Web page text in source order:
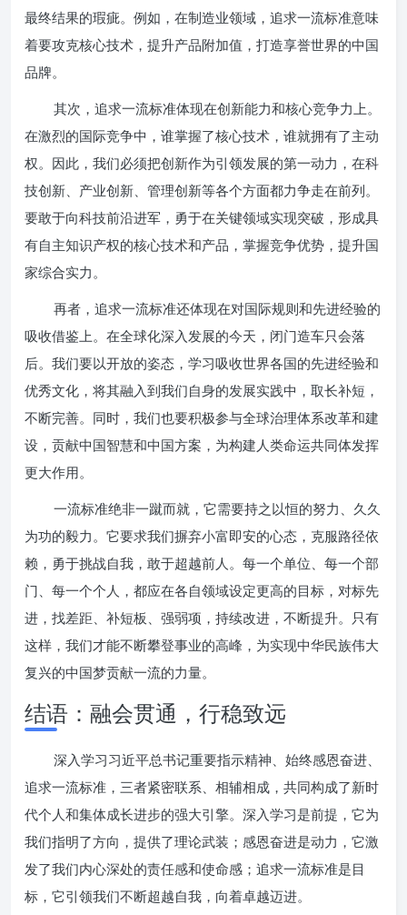
最终结果的瑕疵。例如，在制造业领域，追求一流标准意味
着要攻克核心技术，提升产品附加值，打造享誉世界的中国
品牌。
其次，追求一流标准体现在创新能力和核心竞争力上。
在激烈的国际竞争中，谁掌握了核心技术，谁就拥有了主动
权。因此，我们必须把创新作为引领发展的第一动力，在科
技创新、产业创新、管理创新等各个方面都力争走在前列。
要敢于向科技前沿进军，勇于在关键领域实现突破，形成具
有自主知识产权的核心技术和产品，掌握竞争优势，提升国
家综合实力。
再者，追求一流标准还体现在对国际规则和先进经验的
吸收借鉴上。在全球化深入发展的今天，闭门造车只会落
后。我们要以开放的姿态，学习吸收世界各国的先进经验和
优秀文化，将其融入到我们自身的发展实践中，取长补短，
不断完善。同时，我们也要积极参与全球治理体系改革和建
设，贡献中国智慧和中国方案，为构建人类命运共同体发挥
更大作用。
一流标准绝非一蹴而就，它需要持之以恒的努力、久久
为功的毅力。它要求我们摒弃小富即安的心态，克服路径依
赖，勇于挑战自我，敢于超越前人。每一个单位、每一个部
门、每一个个人，都应在各自领域设定更高的目标，对标先
进，找差距、补短板、强弱项，持续改进，不断提升。只有
这样，我们才能不断攀登事业的高峰，为实现中华民族伟大
复兴的中国梦贡献一流的力量。
结语：融会贯通，行稳致远
深入学习习近平总书记重要指示精神、始终感恩奋进、
追求一流标准，三者紧密联系、相辅相成，共同构成了新时
代个人和集体成长进步的强大引擎。深入学习是前提，它为
我们指明了方向，提供了理论武装；感恩奋进是动力，它激
发了我们内心深处的责任感和使命感；追求一流标准是目
标，它引领我们不断超越自我，向着卓越迈进。